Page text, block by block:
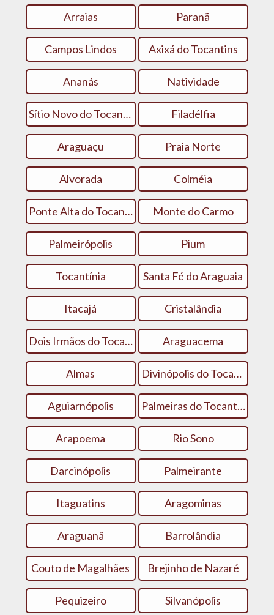
Arraias Paranã
Campos Lindos Axixá do Tocantins
Ananás Natividade
Sítio Novo do Tocantins Filadélfia
Araguaçu Praia Norte
Alvorada Colméia
Ponte Alta do Tocantins Monte do Carmo
Palmeirópolis Pium
Tocantínia Santa Fé do Araguaia
Itacajá Cristalândia
Dois Irmãos do Tocantins Araguacema
Almas Divinópolis do Tocantins
Aguiarnópolis Palmeiras do Tocantins
Arapoema Rio Sono
Darcinópolis Palmeirante
Itaguatins Aragominas
Araguanã Barrolândia
Couto de Magalhães Brejinho de Nazaré
Pequizeiro Silvanópolis